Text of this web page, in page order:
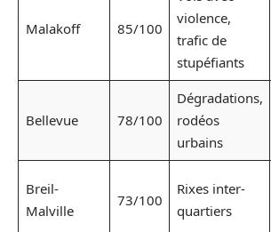
Malakoff 85/100
violence,
trafic de
stupéfiants
Bellevue 78/100
Dégradations,
rodéos
urbains
Breil-
Malville
73/100
Rixes inter-
quartiers